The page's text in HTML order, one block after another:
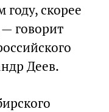
году, скорее
говорит
Деев.